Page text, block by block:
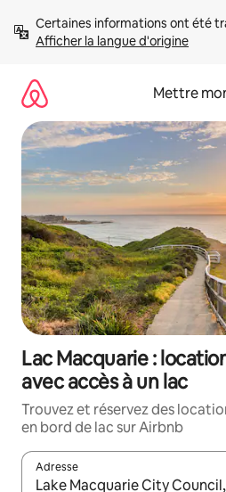
directement
Afficher la langue d'origine
Mettre
Lac Macquarie :
avec accès à un lac
Trouvez et réservez des
en bord de lac sur Airbnb
Adresse
Lorsque les résultats s'affichent,